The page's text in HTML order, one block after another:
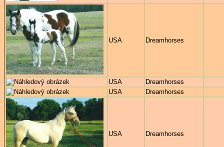
USA Dreamhorses
USA
Dreamhorses
USA
Dreamhorses
USA Dreamhorses